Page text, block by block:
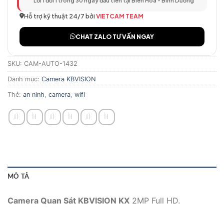
Hỗ trợ kỹ thuật 24/7 bởi VIETCAM TEAM
CHAT ZALO TƯ VẤN NGAY
SKU: CAM-AUTO-1432
Danh mục: Camera KBVISION
Thẻ: an ninh camera wifi
MÔ TẢ
Camera Quan Sát KBVISION KX 2MP Full HD.